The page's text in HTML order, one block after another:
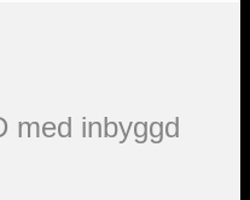
med inbyggd